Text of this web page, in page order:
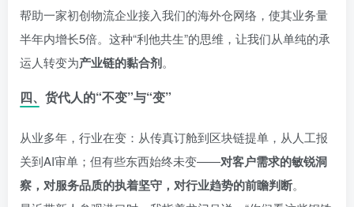
帮助一家初创物流企业接入我们的海外仓网络，使其业务量
半年内增长5倍。这种“利他共生”的思维，让我们从单纯的承
运人转变为产业链的黏合剂。
四、货代人的“不变”与“变”
从业多年，行业在变：从传真订舱到区块链提单，从人工报
关到AI审单；但有些东西始终未变——对客户需求的敏锐洞
察，对服务品质的执着坚守，对行业趋势的前瞻判断。